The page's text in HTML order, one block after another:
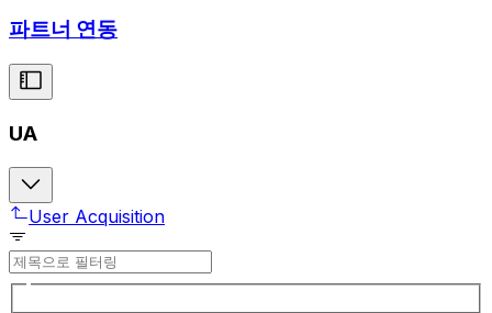
파트너 연동
UA
User Acquisition